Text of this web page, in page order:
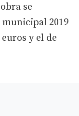
se
2019
y el de